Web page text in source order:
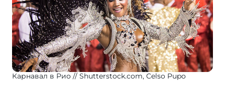
Карнавал в Рио Shutterstock.com, Celso Pupo